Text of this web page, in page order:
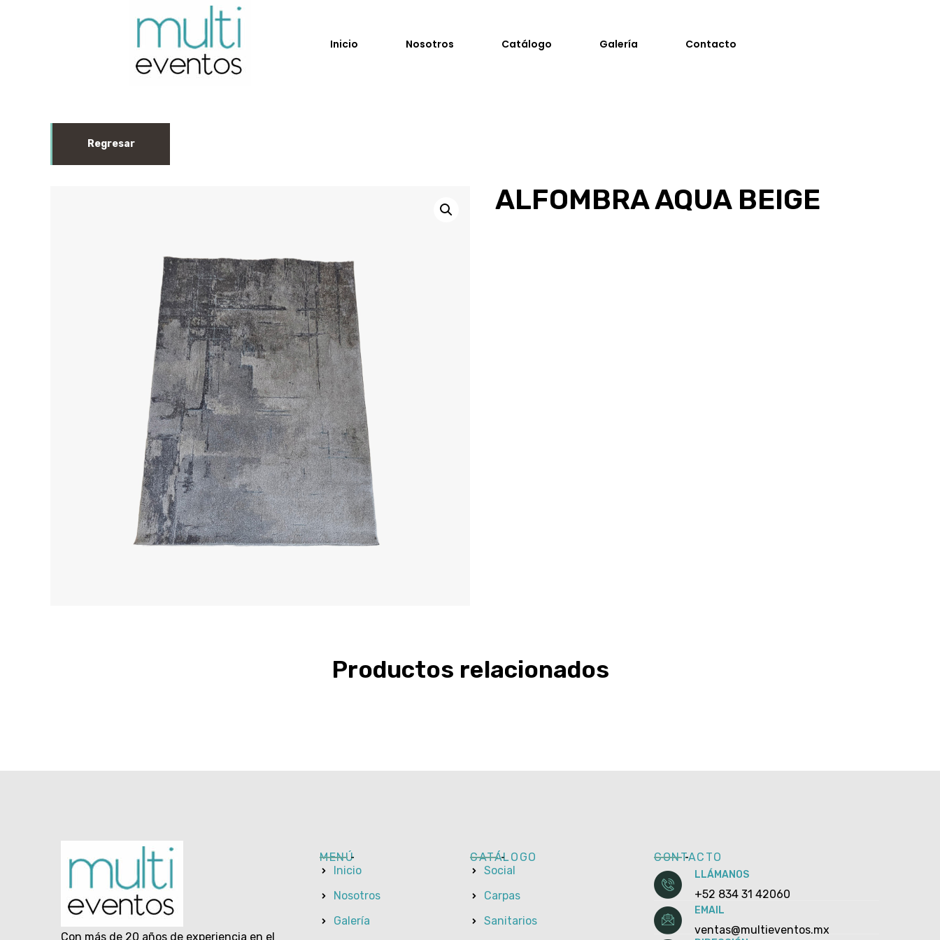
Inicio Nosotros Catálogo Galería Contacto
ALFOMBRA AQUA BEIGE
Productos relacionados
Con más de 20 años de experiencia en el
MENÚ
Inicio
Nosotros
Galería
CATÁLOGO
Social
Carpas
Sanitarios
CONTACTO
LLÁMANOS
+52 834 31 42060
EMAIL
ventas@multieventos.mx